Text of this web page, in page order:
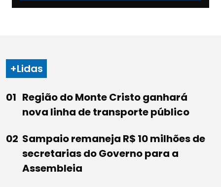
+Lidas
Região do Monte Cristo ganhará
nova linha de transporte público
Sampaio remaneja R$ 10 milhões de
secretarias do Governo para a
Assembleia